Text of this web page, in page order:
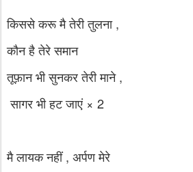
किससे करू मै तेरी तुलना ,
कौन है तेरे समान
तूफ़ान भी सुनकर तेरी माने ,
सागर भी हट जाएं × 2
मै लायक नहीं , अर्पण मेरे